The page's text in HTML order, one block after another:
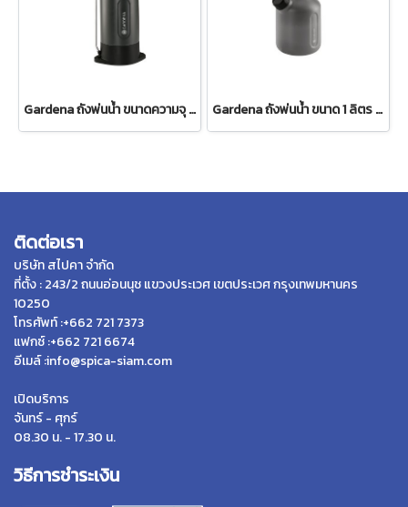
Gardena ถังพ่นน้ำ ขนาดความจุ 5 ลิตร (11130-20) Gardena ถังพ่นน้ำ ขนาด 1 ลิตร (11112-20)
ติดต่อเรา
บริษัท สไปคา จำกัด
ที่ตั้ง : 243/2 ถนนอ่อนนุช แขวงประเวศ เขตประเวศ กรุงเทพมหานคร
10250
โทรศัพท์ :+662 721 7373
แฟกซ์ :+662 721 6674
อีเมล์ :info@spica-siam.com
เปิดบริการ
จันทร์ - ศุกร์
08.30 น. - 17.30 น.
วิธีการชำระเงิน